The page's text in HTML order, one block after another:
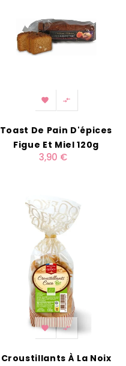
 
Toast De Pain D'épices
Figue Et Miel 120g
3,90 €
 
Croustillants À La Noix